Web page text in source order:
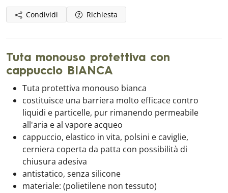
Condividi Richiesta
Tuta monouso protettiva con
cappuccio BIANCA
Tuta protettiva monouso bianca
costituisce una barriera molto efficace contro
liquidi e particelle, pur rimanendo permeabile
all'aria e al vapore acqueo
cappuccio, elastico in vita, polsini e caviglie,
cerniera coperta da patta con possibilità di
chiusura adesiva
antistatico, senza silicone
materiale: (polietilene non tessuto)